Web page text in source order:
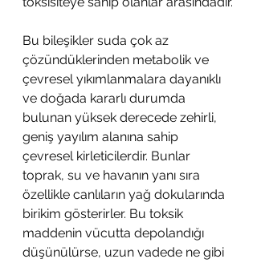
Bu bileşikler suda çok az
çözündüklerinden metabolik ve
çevresel yıkımlanmalara dayanıklı
ve doğada kararlı durumda
bulunan yüksek derecede zehirli,
geniş yayılım alanına sahip
çevresel kirleticilerdir. Bunlar
toprak, su ve havanın yanı sıra
özellikle canlıların yağ dokularında
birikim gösterirler. Bu toksik
maddenin vücutta depolandığı
düşünülürse, uzun vadede ne gibi